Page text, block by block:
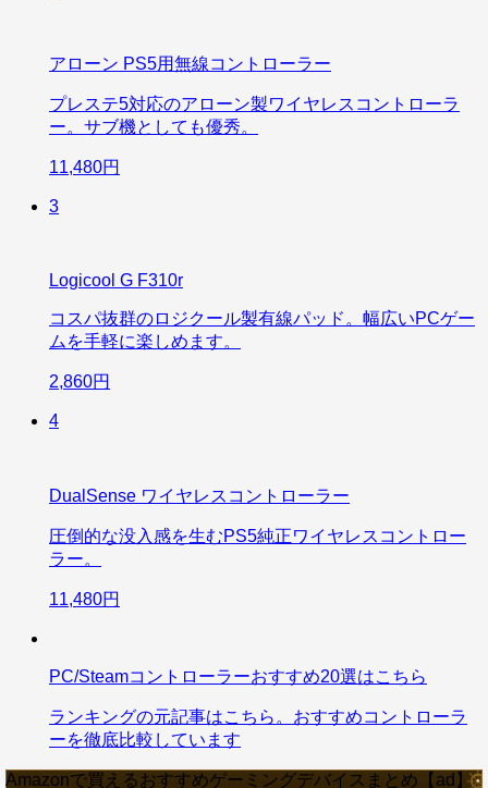
アローン PS5用無線コントローラー
プレステ5対応のアローン製ワイヤレスコントローラ
ー。サブ機としても優秀。
11,480円
3
Logicool G F310r
コスパ抜群のロジクール製有線パッド。幅広いPCゲー
ムを手軽に楽しめます。
2,860円
4
DualSense ワイヤレスコントローラー
圧倒的な没入感を生むPS5純正ワイヤレスコントロー
ラー。
11,480円
PC/Steamコントローラーおすすめ20選はこちら
ランキングの元記事はこちら。おすすめコントローラ
ーを徹底比較しています
Amazonで買えるおすすめゲーミングデバイスまとめ【ad】